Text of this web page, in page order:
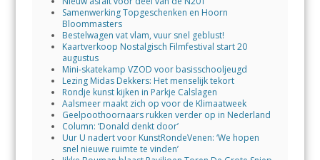
Samenwerking Topgeschenken en Hoorn
Bloommasters
Bestelwagen vat vlam, vuur snel geblust!
Kaartverkoop Nostalgisch Filmfestival start 20
augustus
Mini-skatekamp VZOD voor basisschooljeugd
Lezing Midas Dekkers: Het menselijk tekort
Rondje kunst kijken in Parkje Calslagen
Aalsmeer maakt zich op voor de Klimaatweek
Geelpoothoornaars rukken verder op in Nederland
Column: ‘Donald denkt door’
Uur U nadert voor KunstRondeVenen: ‘We hopen
snel nieuwe ruimte te vinden’